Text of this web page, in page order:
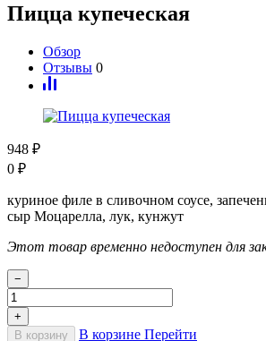
Пицца купеческая
Обзор
Отзывы 0
948 ₽
0 ₽
куриное филе в сливочном соусе,
сыр Моцарелла, лук, кунжут
Этот товар временно недоступен для
−
+
В корзину
В корзине Перейти